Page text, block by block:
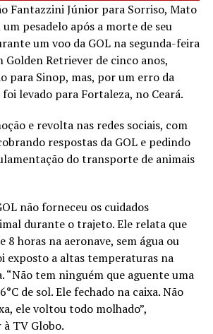
Fantazzini Júnior para Sorriso, Mato
pesadelo após a morte de seu
um voo da GOL na segunda-feira
Golden Retriever de cinco anos,
para Sinop, mas, por um erro da
levado para Fortaleza, no Ceará.
e revolta nas redes sociais, com
respostas da GOL e pedindo
do transporte de animais
não forneceu os cuidados
durante o trajeto. Ele relata que
8 horas na aeronave, sem água ou
exposto a altas temperaturas na
“Não tem ninguém que aguente uma
de sol. Ele fechado na caixa. Não
ele voltou todo molhado”,
TV Globo.